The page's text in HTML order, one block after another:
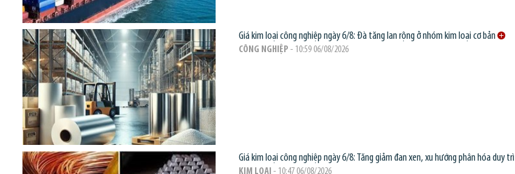
Giá kim loại công nghiệp ngày 6/8: Đà tăng lan rộng ở nhóm kim loại cơ bản
CÔNG NGHIỆP - 10:59 06/08/2026
Giá kim loại công nghiệp ngày 6/8: Tăng giảm đan xen, xu hướng phân hóa duy trì
KIM LOẠI - 10:47 06/08/2026